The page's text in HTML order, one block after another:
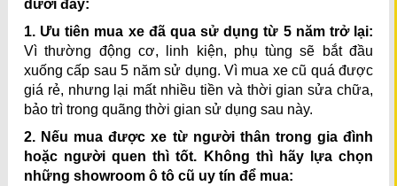
dưới đây:
1. Ưu tiên mua xe đã qua sử dụng từ 5 năm trở lại:
Vì thường động cơ, linh kiện, phụ tùng sẽ bắt đầu
xuống cấp sau 5 năm sử dụng. Vì mua xe cũ quá được
giá rẻ, nhưng lại mất nhiều tiền và thời gian sửa chữa,
bảo trì trong quãng thời gian sử dụng sau này.
2. Nếu mua được xe từ người thân trong gia đình
hoặc người quen thì tốt. Không thì hãy lựa chọn
những showroom ô tô cũ uy tín để mua: